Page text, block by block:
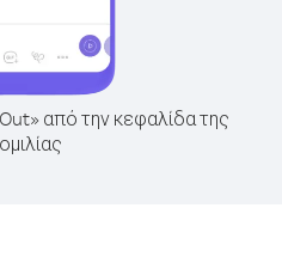
από την κεφαλίδα της